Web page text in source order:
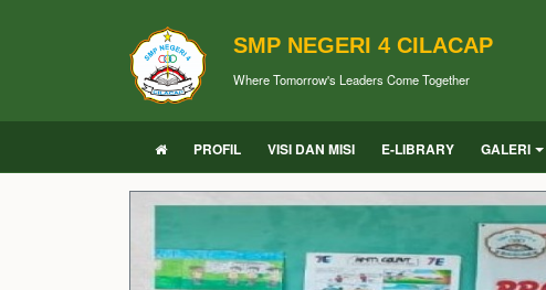
SMP NEGERI 4 CILACAP
Where Tomorrow's Leaders Come Together
PROFIL VISI DAN MISI E-LIBRARY GALERI